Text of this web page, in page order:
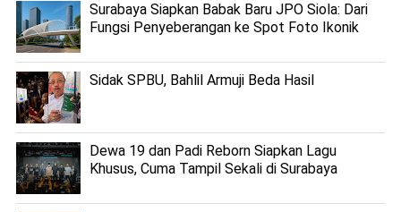
Surabaya Siapkan Babak Baru JPO Siola: Dari
Fungsi Penyeberangan ke Spot Foto Ikonik
Sidak SPBU, Bahlil Armuji Beda Hasil
Dewa 19 dan Padi Reborn Siapkan Lagu
Khusus, Cuma Tampil Sekali di Surabaya